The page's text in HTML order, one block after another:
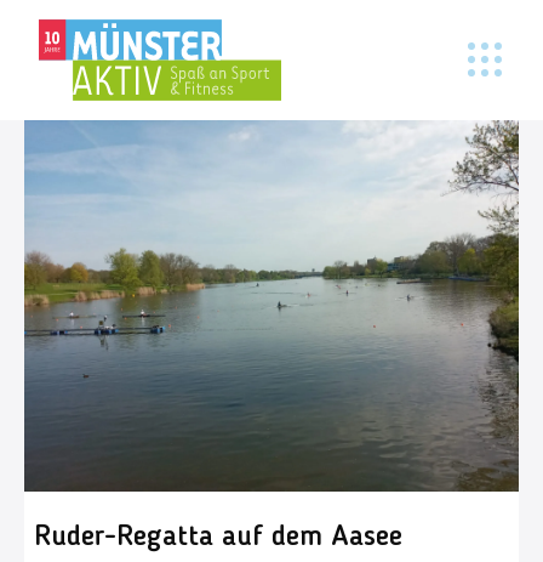
Ruder-Regatta auf dem Aasee